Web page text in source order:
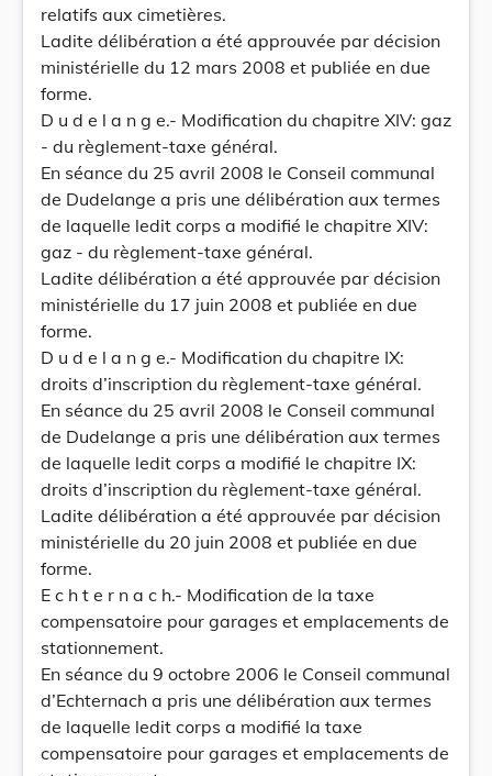
relatifs aux cimetières.
Ladite délibération a été approuvée par décision
ministérielle du 12 mars 2008 et publiée en due
forme.
D u d e l a n g e.- Modification du chapitre XIV: gaz
- du règlement-taxe général.
En séance du 25 avril 2008 le Conseil communal
de Dudelange a pris une délibération aux termes
de laquelle ledit corps a modifié le chapitre XIV:
gaz - du règlement-taxe général.
Ladite délibération a été approuvée par décision
ministérielle du 17 juin 2008 et publiée en due
forme.
D u d e l a n g e.- Modification du chapitre IX:
droits d’inscription du règlement-taxe général.
En séance du 25 avril 2008 le Conseil communal
de Dudelange a pris une délibération aux termes
de laquelle ledit corps a modifié le chapitre IX:
droits d’inscription du règlement-taxe général.
Ladite délibération a été approuvée par décision
ministérielle du 20 juin 2008 et publiée en due
forme.
E c h t e r n a c h.- Modification de la taxe
compensatoire pour garages et emplacements de
stationnement.
En séance du 9 octobre 2006 le Conseil communal
d’Echternach a pris une délibération aux termes
de laquelle ledit corps a modifié la taxe
compensatoire pour garages et emplacements de